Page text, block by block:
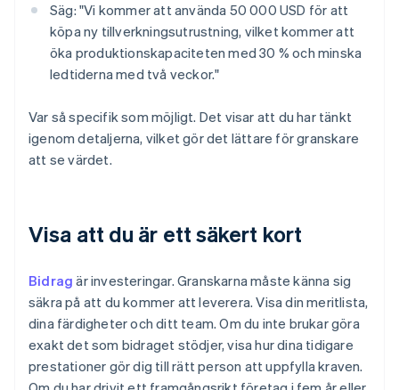
Säg: "Vi kommer att använda 50 000 USD för att
köpa ny tillverkningsutrustning, vilket kommer att
öka produktionskapaciteten med 30 % och minska
ledtiderna med två veckor."
Var så specifik som möjligt. Det visar att du har tänkt
igenom detaljerna, vilket gör det lättare för granskare
att se värdet.
Visa att du är ett säkert kort
Bidrag är investeringar. Granskarna måste känna sig
säkra på att du kommer att leverera. Visa din meritlista,
dina färdigheter och ditt team. Om du inte brukar göra
exakt det som bidraget stödjer, visa hur dina tidigare
prestationer gör dig till rätt person att uppfylla kraven.